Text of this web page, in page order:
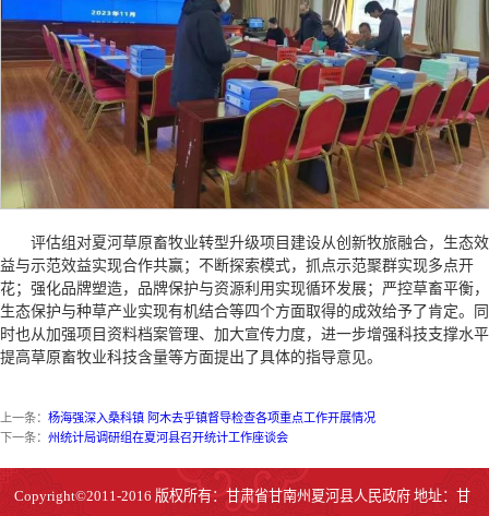
评估组对夏河草原畜牧业转型升级项目建设从创新牧旅融合，生态效
益与示范效益实现合作共赢；不断探索模式，抓点示范聚群实现多点开
花；强化品牌塑造，品牌保护与资源利用实现循环发展；严控草畜平衡，
生态保护与种草产业实现有机结合等四个方面取得的成效给予了肯定。同
时也从加强项目资料档案管理、加大宣传力度，进一步增强科技支撑水平
提高草原畜牧业科技含量等方面提出了具体的指导意见。
上一条： 杨海强深入桑科镇 阿木去乎镇督导检查各项重点工作开展情况
下一条： 州统计局调研组在夏河县召开统计工作座谈会
Copyright©2011-2016 版权所有：甘肃省甘南州夏河县人民政府 地址：甘